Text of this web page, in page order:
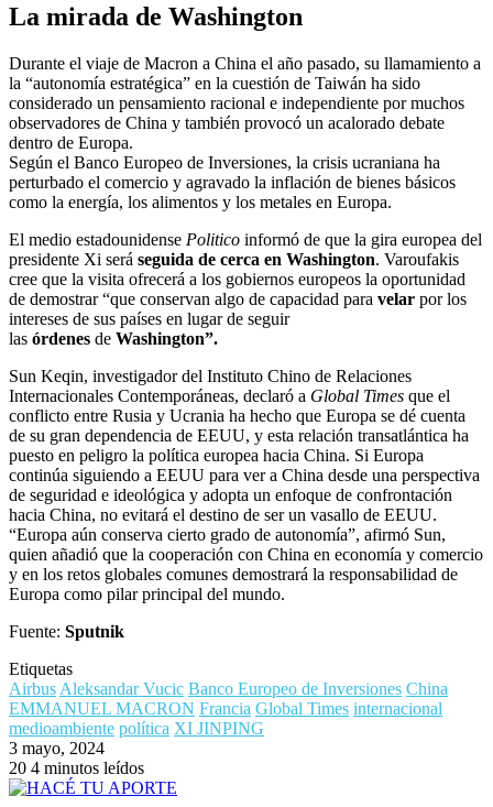
La mirada de Washington
Durante el viaje de Macron a China el año pasado, su llamamiento a
la “autonomía estratégica” en la cuestión de Taiwán ha sido
considerado un pensamiento racional e independiente por muchos
observadores de China y también provocó un acalorado debate
dentro de Europa.
Según el Banco Europeo de Inversiones, la crisis ucraniana ha
perturbado el comercio y agravado la inflación de bienes básicos
como la energía, los alimentos y los metales en Europa.
El medio estadounidense Politico informó de que la gira europea del
presidente Xi será seguida de cerca en Washington. Varoufakis
cree que la visita ofrecerá a los gobiernos europeos la oportunidad
de demostrar “que conservan algo de capacidad para velar por los
intereses de sus países en lugar de seguir
las órdenes de Washington”.
Sun Keqin, investigador del Instituto Chino de Relaciones
Internacionales Contemporáneas, declaró a Global Times que el
conflicto entre Rusia y Ucrania ha hecho que Europa se dé cuenta
de su gran dependencia de EEUU, y esta relación transatlántica ha
puesto en peligro la política europea hacia China. Si Europa
continúa siguiendo a EEUU para ver a China desde una perspectiva
de seguridad e ideológica y adopta un enfoque de confrontación
hacia China, no evitará el destino de ser un vasallo de EEUU.
“Europa aún conserva cierto grado de autonomía”, afirmó Sun,
quien añadió que la cooperación con China en economía y comercio
y en los retos globales comunes demostrará la responsabilidad de
Europa como pilar principal del mundo.
Fuente: Sputnik
Etiquetas
Airbus Aleksandar Vucic Banco Europeo de Inversiones China
EMMANUEL MACRON Francia Global Times internacional
medioambiente política XI JINPING
3 mayo, 2024
20 4 minutos leídos